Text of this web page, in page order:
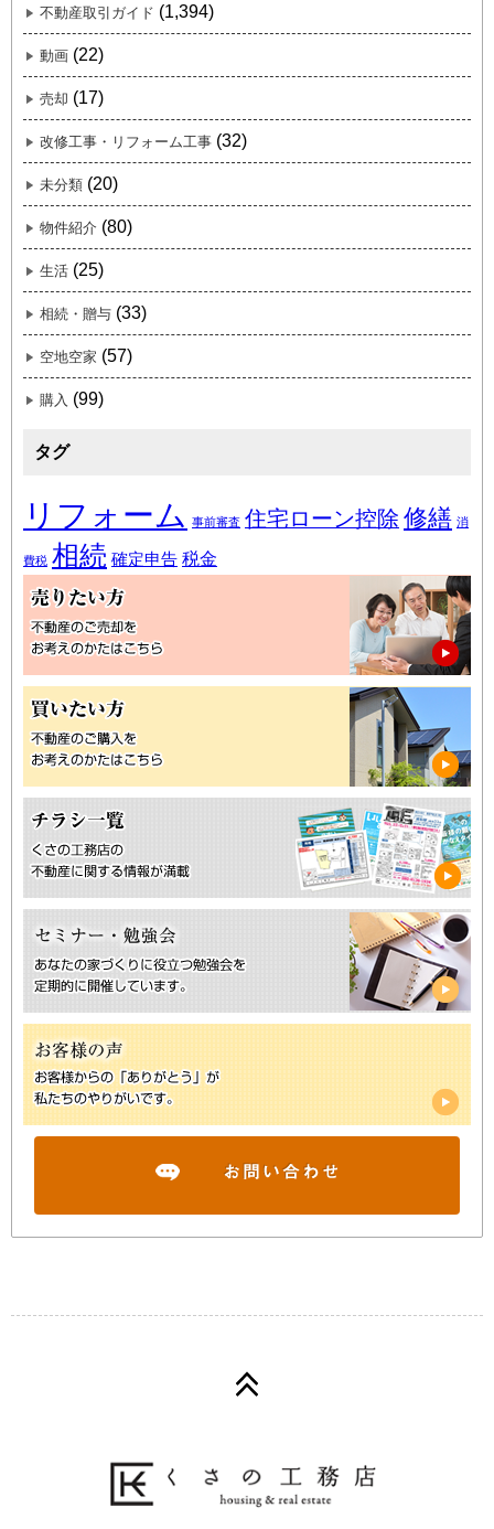
不動産取引ガイド (1,394)
動画 (22)
売却 (17)
改修工事・リフォーム工事 (32)
未分類 (20)
物件紹介 (80)
生活 (25)
相続・贈与 (33)
空地空家 (57)
購入 (99)
タグ
リフォーム 事前審査 住宅ローン控除 修繕 消
費税 相続 確定申告 税金